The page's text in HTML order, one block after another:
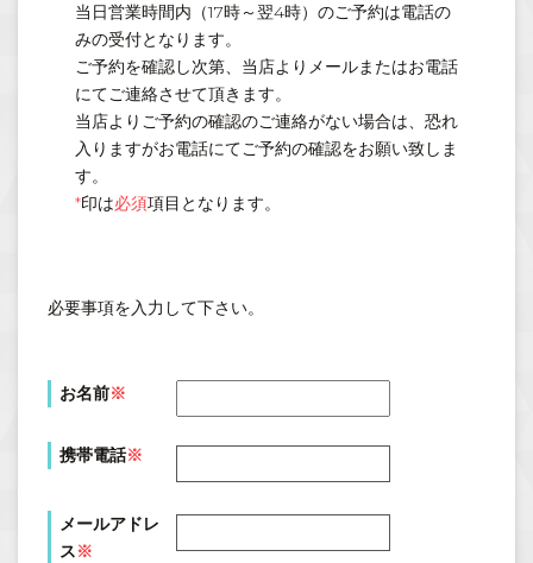
当日営業時間内（17時～翌4時）のご予約は電話の
みの受付となります。
ご予約を確認し次第、当店よりメールまたはお電話
にてご連絡させて頂きます。
当店よりご予約の確認のご連絡がない場合は、恐れ
入りますがお電話にてご予約の確認をお願い致しま
す。
*印は必須項目となります。
必要事項を入力して下さい。
お名前※
携帯電話※
メールアドレ
ス※